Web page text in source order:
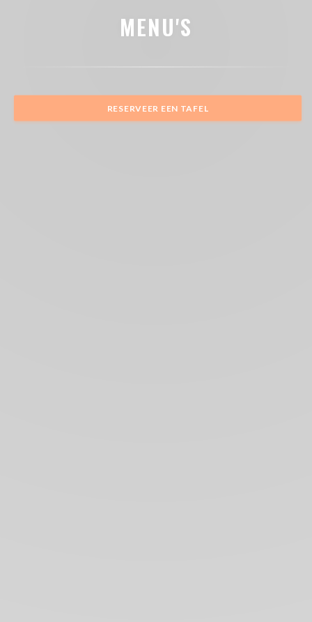
MENU'S
RESERVEER EEN TAFEL